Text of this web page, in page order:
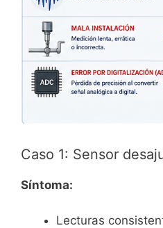
Caso 1: Sensor
Síntoma:
Lecturas